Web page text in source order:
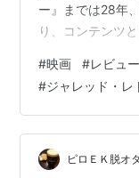
ー』までは28年
り、コンテンツ
評があるシリー
「グリッド」か
シュワちゃんの
うな世界観にな
#映画 #レビュー
#ジャレッド・レ
ピロＥＫ脱オ